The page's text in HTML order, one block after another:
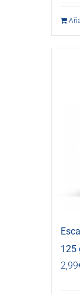
125
2,99